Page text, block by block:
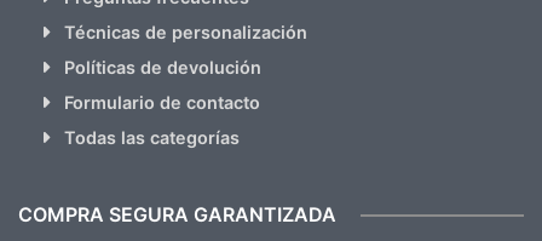
Técnicas de personalización
Políticas de devolución
Formulario de contacto
Todas las categorías
COMPRA SEGURA GARANTIZADA